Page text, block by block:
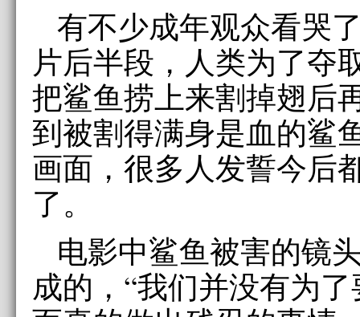
有不少成年观众看哭
片后半段，人类为了夺
把鲨鱼捞上来割掉翅后
到被割得满身是血的鲨
画面，很多人发誓今后
了。
电影中鲨鱼被害的镜
成的，“我们并没有为